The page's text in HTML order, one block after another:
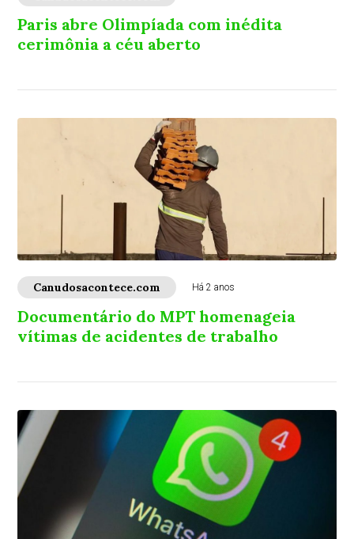
Paris abre Olimpíada com inédita
cerimônia a céu aberto
Canudosacontece.com Há 2 anos
Documentário do MPT homenageia
vítimas de acidentes de trabalho